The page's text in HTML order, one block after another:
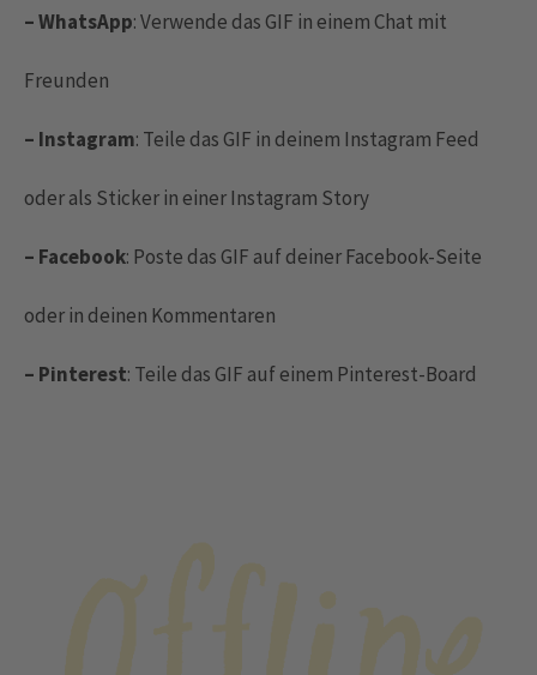
– WhatsApp: Verwende das GIF in einem Chat mit
Freunden
– Instagram: Teile das GIF in deinem Instagram Feed
oder als Sticker in einer Instagram Story
– Facebook: Poste das GIF auf deiner Facebook-Seite
oder in deinen Kommentaren
– Pinterest: Teile das GIF auf einem Pinterest-Board